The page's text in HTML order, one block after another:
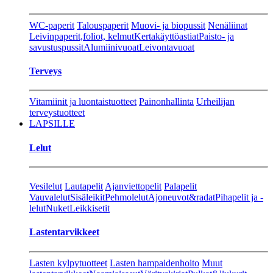
WC-paperit Talouspaperit Muovi- ja biopussit Nenäliinat
Leivinpaperit,foliot, kelmutKertakäyttöastiatPaisto- ja
savustuspussitAlumiinivuoatLeivontavuoat
Terveys
Vitamiinit ja luontaistuotteet Painonhallinta Urheilijan
terveystuotteet
LAPSILLE
Lelut
Vesilelut Lautapelit Ajanviettopelit Palapelit
VauvalelutSisäleikitPehmolelutAjoneuvot&radatPihapelit ja -
lelutNuketLeikkisetit
Lastentarvikkeet
Lasten kylpytuotteet Lasten hampaidenhoito Muut